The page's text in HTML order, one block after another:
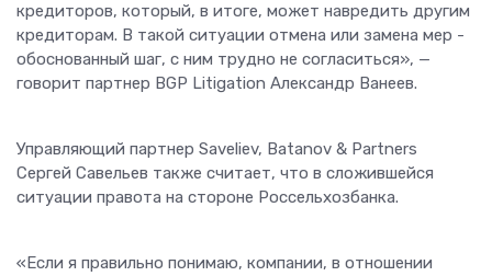
кредиторов, который, в итоге, может навредить другим
кредиторам. В такой ситуации отмена или замена мер -
обоснованный шаг, с ним трудно не согласиться», —
говорит партнер BGP Litigation Александр Ванеев.
Управляющий партнер Saveliev, Batanov & Partners
Сергей Савельев также считает, что в сложившейся
ситуации правота на стороне Россельхозбанка.
«Если я правильно понимаю, компании, в отношении